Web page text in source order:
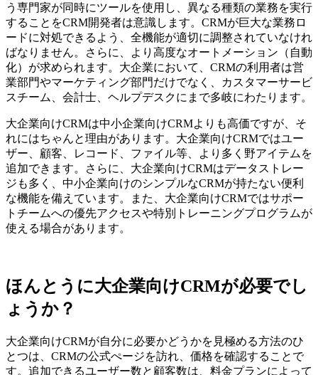
う専門家が同時にツールを使用し、異なる種類の業務を実行
することをCRM開発者は意識します。CRMが巨大な業務ロ
ードに対処できるよう、全機能が適切に調整されていなけれ
ばなりません。さらに、より高度なオートメーション（自動
化）が求められます。大企業において、CRMの利用者は営
業部門やマーケティング部門だけでなく、カスタマーサービ
スチーム、会計士、ヘルプデスクにまで多岐にわたります。
大企業向けCRMは中小企業向けCRMよりも高価ですが、そ
れにはちゃんと理由があります。大企業向けCRMではユー
ザー、顧客、レコード、ファイル等、より多く野アイテムを
追加できます。さらに、大企業向けCRMはデータストレー
ジも多く、中小企業向けのシンプルなCRMが持たない便利
な機能を備えています。また、大企業向けCRMではサポー
トチームへの優先アクセスや特別トレーニングプログラムが
使える場合があります。
ほんとうに大企業向けCRMが必要でし
ょうか？
大企業向けCRMが自分に必要かどうかを見極める方法のひ
とつは、CRMの公式ぺージを訪れ、価格を確認することで
す。追加できるユーザー数と顧客数は、料金プランによって